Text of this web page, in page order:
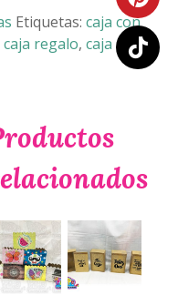
Etiquetas: caja con
caja regalo, caja